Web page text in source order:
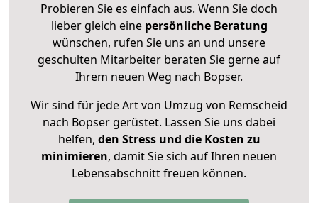
Probieren Sie es einfach aus. Wenn Sie doch
lieber gleich eine persönliche Beratung
wünschen, rufen Sie uns an und unsere
geschulten Mitarbeiter beraten Sie gerne auf
Ihrem neuen Weg nach Bopser.
Wir sind für jede Art von Umzug von Remscheid
nach Bopser gerüstet. Lassen Sie uns dabei
helfen, den Stress und die Kosten zu
minimieren, damit Sie sich auf Ihren neuen
Lebensabschnitt freuen können.